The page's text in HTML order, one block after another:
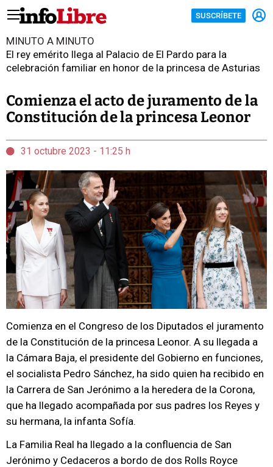
SUSCRÍBETE
MINUTO A MINUTO
El rey emérito llega al Palacio de El Pardo para la
celebración familiar en honor de la princesa de Asturias
Comienza el acto de juramento de la
Constitución de la princesa Leonor
31 octubre 2023 - 11:25 h
Comienza en el Congreso de los Diputados el juramento
de la Constitución de la princesa Leonor. A su llegada a
la Cámara Baja, el presidente del Gobierno en funciones,
el socialista Pedro Sánchez, ha sido quien ha recibido en
la Carrera de San Jerónimo a la heredera de la Corona,
que ha llegado acompañada por sus padres los Reyes y
su hermana, la infanta Sofía.
La Familia Real ha llegado a la confluencia de San
Jerónimo y Cedaceros a bordo de dos Rolls Royce